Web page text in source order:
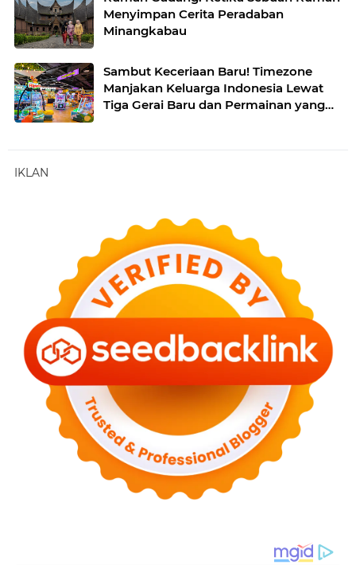
Menyimpan Cerita Peradaban
Minangkabau
Sambut Keceriaan Baru! Timezone
Manjakan Keluarga Indonesia Lewat
Tiga Gerai Baru dan Permainan yang
IKLAN